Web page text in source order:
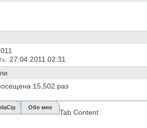
27.04.2011 02:31
15,502 раз
Обо мне
Tab Content